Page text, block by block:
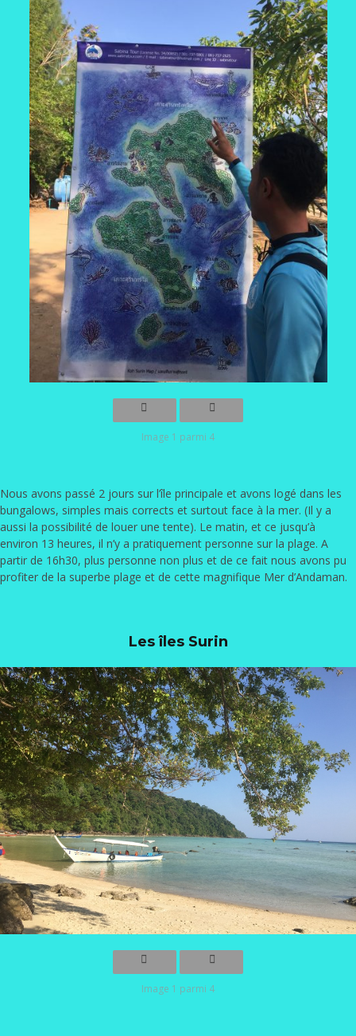
Image 1 parmi 4
Nous avons passé 2 jours sur l’île principale et avons logé dans les
bungalows, simples mais corrects et surtout face à la mer. (Il y a
aussi la possibilité de louer une tente). Le matin, et ce jusqu’à
environ 13 heures, il n’y a pratiquement personne sur la plage. A
partir de 16h30, plus personne non plus et de ce fait nous avons pu
profiter de la superbe plage et de cette magnifique Mer d’Andaman.
Les îles Surin
Image 1 parmi 4